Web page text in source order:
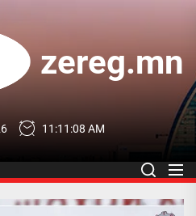
zereg.mn
11:11:10 AM